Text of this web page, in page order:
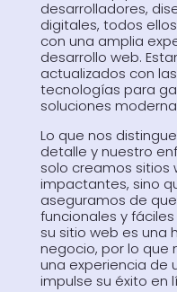
desarrolladores,
digitales, todos
con una amplia
desarrollo web.
actualizados con
tecnologías para
soluciones
Lo que nos
detalle y nuestro
solo creamos sitios
impactantes, sino
aseguramos de
funcionales y
su sitio web es una
negocio, por lo que
una experiencia de
impulse su éxito en